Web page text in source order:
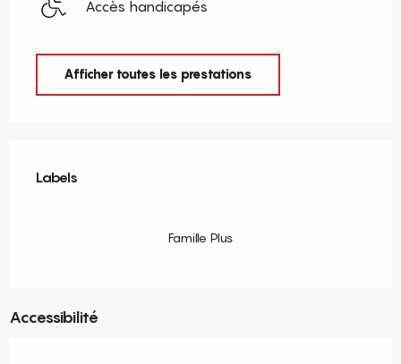
Accès handicapés
Afficher toutes les prestations
Labels
Labels
Famille Plus
Accessibilité